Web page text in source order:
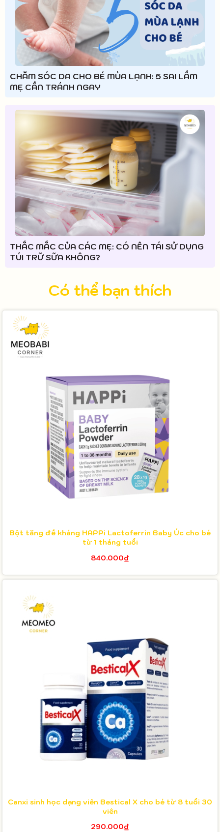
CHĂM SÓC DA CHO BÉ MÙA LẠNH: 5 SAI LẦM
MẸ CẦN TRÁNH NGAY
THẮC MẮC CỦA CÁC MẸ: CÓ NÊN TÁI SỬ DỤNG
TÚI TRỮ SỮA KHÔNG?
Có thể bạn thích
Bột tăng đề kháng HAPPi Lactoferrin Baby Úc cho bé
từ 1 tháng tuổi
840.000₫
Canxi sinh học dạng viên Bestical X cho bé từ 8 tuổi 30
viên
290.000₫